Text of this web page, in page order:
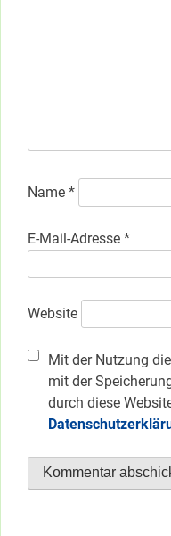
Name *
E-Mail-Adresse *
Website
Mit der Nutzung
mit der
durch diese